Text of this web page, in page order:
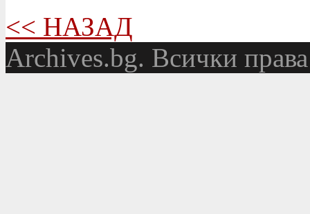
<< НАЗАД
Аrchives.bg. Всички права